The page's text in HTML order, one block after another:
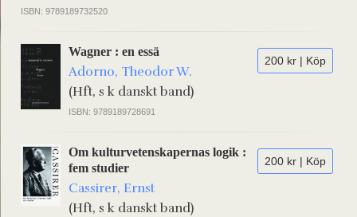
ISBN: 9789189732520
200 kr | Köp
Wagner : en essä
Adorno, Theodor W.
(Hft, s k danskt band)
ISBN: 9789189728691
200 kr | Köp
Om kulturvetenskapernas logik :
fem studier
Cassirer, Ernst
(Hft, s k danskt band)